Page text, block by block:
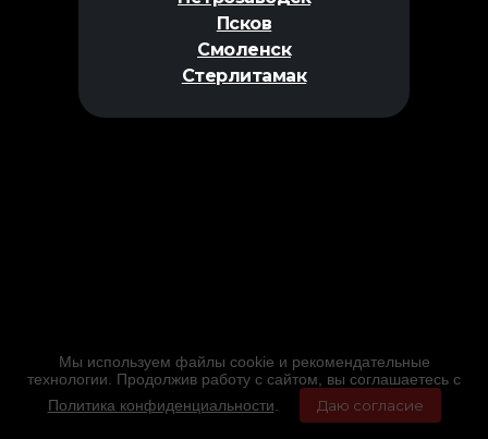
Псков
Смоленск
Стерлитамак
Мы используем файлы cookie и рекомендательные
технологии. Продолжив работу с сайтом, вы соглашаетесь с
Политика конфиденциальности
Даю согласие